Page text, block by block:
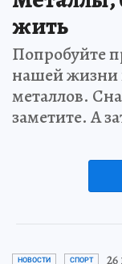
жить
Попробуйте
нашей жизни
металлов.
заметите. А
НОВОСТИ СПОРТ